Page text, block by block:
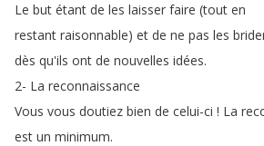
Le but étant de les laisser faire (tout en
restant raisonnable) et de ne pas les
dès qu'ils ont de nouvelles idées.
2- La reconnaissance
Vous vous doutiez bien de celui-ci ! La
est un minimum.